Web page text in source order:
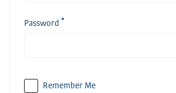
Password
Remember Me